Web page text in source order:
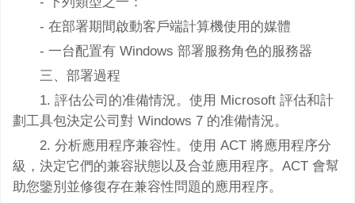
- 在部署期間啟動客戶端計算機使用的媒體
- 一台配置有 Windows 部署服務角色的服務器
三、部署過程
1. 評估公司的准備情況。使用 Microsoft 評估和計
劃工具包決定公司對 Windows 7 的准備情況。
2. 分析應用程序兼容性。使用 ACT 將應用程序分
級，決定它們的兼容狀態以及合並應用程序。ACT 會幫
助您鑒別並修復存在兼容性問題的應用程序。